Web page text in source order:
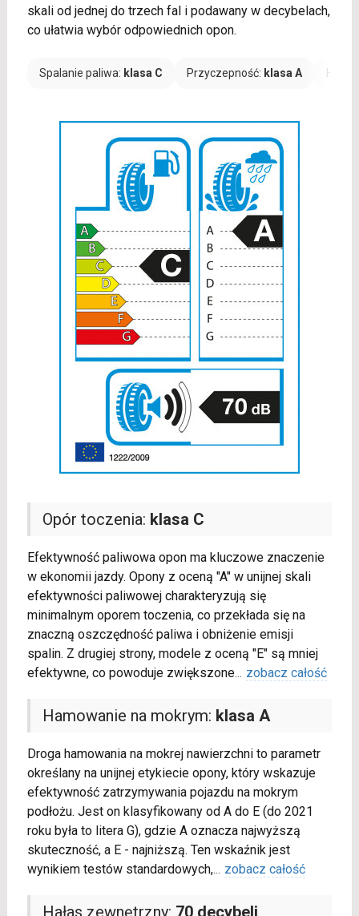
skali od jednej do trzech fal i podawany w decybelach,
co ułatwia wybór odpowiednich opon.
Spalanie paliwa: klasa C Przyczepność: klasa A
Opór toczenia: klasa C
Efektywność paliwowa opon ma kluczowe znaczenie
w ekonomii jazdy. Opony z oceną "A" w unijnej skali
efektywności paliwowej charakteryzują się
minimalnym oporem toczenia, co przekłada się na
znaczną oszczędność paliwa i obniżenie emisji
spalin. Z drugiej strony, modele z oceną "E" są mniej
efektywne, co powoduje zwiększone... zobacz całość
Hamowanie na mokrym: klasa A
Droga hamowania na mokrej nawierzchni to parametr
określany na unijnej etykiecie opony, który wskazuje
efektywność zatrzymywania pojazdu na mokrym
podłożu. Jest on klasyfikowany od A do E (do 2021
roku była to litera G), gdzie A oznacza najwyższą
skuteczność, a E - najniższą. Ten wskaźnik jest
wynikiem testów standardowych,... zobacz całość
Hałas zewnętrzny: 70 decybeli